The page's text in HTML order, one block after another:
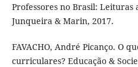
Professores no Brasil:
Junqueira & Marin, 2017.
FAVACHO, André Picanço. O
curriculares? Educação &